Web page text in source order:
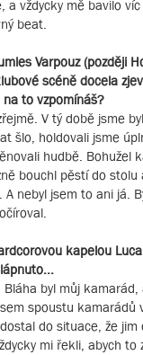
a vždycky mě bavilo
beat.
Varpouz (později
scéně docela
to vzpomínáš?
V tý době jsme
šlo, holdovali jsme
hudbě. Bohužel
bouchl pěstí do
nebyl jsem to ani já.
kapelou
Bláha byl můj
spoustu kamarádů
do situace, že jim
mi řekli, abych to